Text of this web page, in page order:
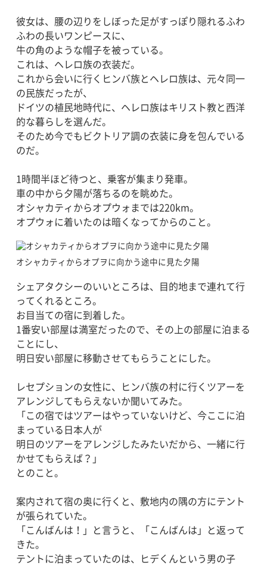
彼女は、腰の辺りをしぼった足がすっぽり隠れるふわ
ふわの長いワンピースに、
牛の角のような帽子を被っている。
これは、ヘレロ族の衣装だ。
これから会いに行くヒンバ族とヘレロ族は、元々同一
の民族だったが、
ドイツの植民地時代に、ヘレロ族はキリスト教と西洋
的な暮らしを選んだ。
そのため今でもビクトリア調の衣装に身を包んでいる
のだ。
1時間半ほど待つと、乗客が集まり発車。
車の中から夕陽が落ちるのを眺めた。
オシャカティからオプウォまでは220km。
オプウォに着いたのは暗くなってからのこと。
オシャカティからオプヲに向かう途中に見た夕陽
シェアタクシーのいいところは、目的地まで連れて行
ってくれるところ。
お目当ての宿に到着した。
1番安い部屋は満室だったので、その上の部屋に泊まる
ことにし、
明日安い部屋に移動させてもらうことにした。
レセプションの女性に、ヒンバ族の村に行くツアーを
アレンジしてもらえないか聞いてみた。
「この宿ではツアーはやっていないけど、今ここに泊
まっている日本人が
明日のツアーをアレンジしたみたいだから、一緒に行
かせてもらえば？」
とのこと。
案内されて宿の奥に行くと、敷地内の隅の方にテント
が張られていた。
「こんばんは！」と言うと、「こんばんは」と返って
きた。
テントに泊まっていたのは、ヒデくんという男の子